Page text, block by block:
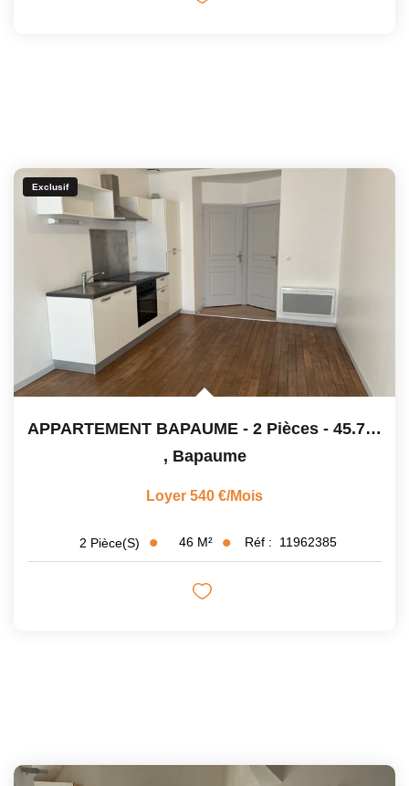
Exclusif
APPARTEMENT BAPAUME - 2 Pièces - 45.76 M2
, Bapaume
Loyer 540 €/mois
2 Pièce(s) 46 M² Réf : 11962385